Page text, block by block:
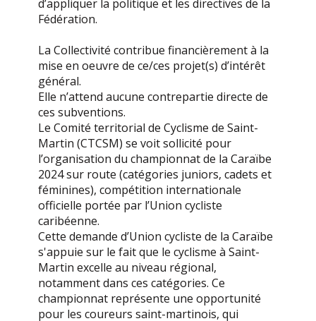
d’appliquer la politique et les directives de la
Fédération.
La Collectivité contribue financièrement à la
mise en oeuvre de ce/ces projet(s) d’intérêt
général.
Elle n’attend aucune contrepartie directe de
ces subventions.
Le Comité territorial de Cyclisme de Saint-
Martin (CTCSM) se voit sollicité pour
l’organisation du championnat de la Caraïbe
2024 sur route (catégories juniors, cadets et
féminines), compétition internationale
officielle portée par l’Union cycliste
caribéenne.
Cette demande d’Union cycliste de la Caraïbe
s'appuie sur le fait que le cyclisme à Saint-
Martin excelle au niveau régional,
notamment dans ces catégories. Ce
championnat représente une opportunité
pour les coureurs saint-martinois, qui